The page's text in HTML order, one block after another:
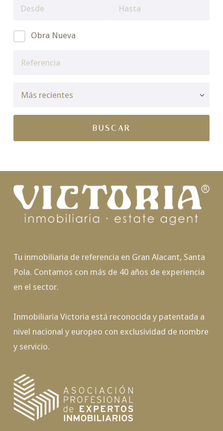
Obra Nueva
Tu inmobiliaria de referencia en Gran Alacant, Santa
Pola. Contamos con más de 40 años de experiencia
en el sector.
Inmobiliaria Victoria está reconocida y patentada a
nivel nacional y europeo con exclusividad de nombre
y servicio.